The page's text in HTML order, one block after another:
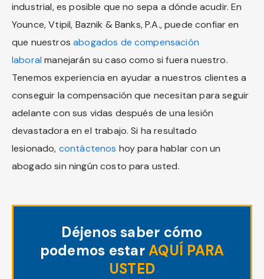
industrial, es posible que no sepa a dónde acudir. En
Younce, Vtipil, Baznik & Banks, P.A., puede confiar en
que nuestrosabogados de compensación
laboral manejarán su caso como si fuera nuestro.
Tenemos experiencia en ayudar a nuestros clientes a
conseguir la compensación que necesitan para seguir
adelante con sus vidas después de una lesión
devastadora en el trabajo. Si ha resultado
lesionado, contáctenos hoy para hablar con un
abogado sin ningún costo para usted.
Déjenos saber cómo
podemos estarAQUÍ PARA
USTED